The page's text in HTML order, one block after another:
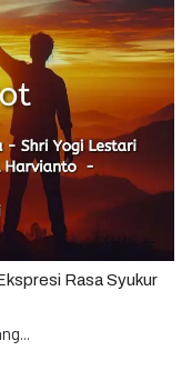
Rasa Syukur